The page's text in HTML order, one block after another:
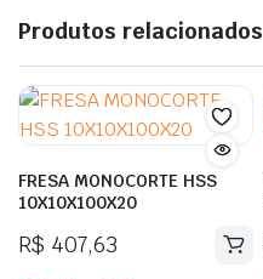
Produtos relacionados
FRESA MONOCORTE HSS
10X10X100X20
R$ 407,63